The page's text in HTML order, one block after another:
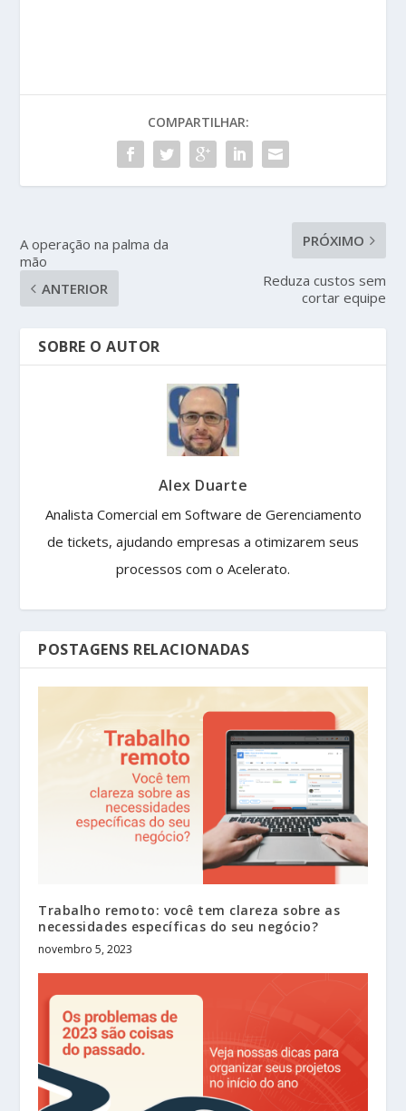
COMPARTILHAR:
A operação na palma da
mão
ANTERIOR
PRÓXIMO
Reduza custos sem
cortar equipe
SOBRE O AUTOR
Alex Duarte
Analista Comercial em Software de Gerenciamento
de tickets, ajudando empresas a otimizarem seus
processos com o Acelerato.
POSTAGENS RELACIONADAS
Trabalho remoto: você tem clareza sobre as
necessidades específicas do seu negócio?
novembro 5, 2023